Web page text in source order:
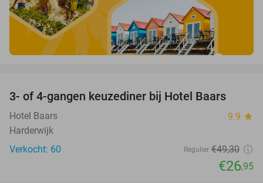
3- of 4-gangen keuzediner bij Hotel Baars
Hotel Baars 9.9 star
Harderwijk
Verkocht: 60
Regulier €49,30
€26,95